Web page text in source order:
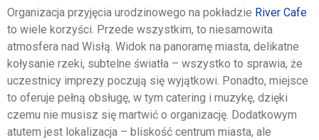
Organizacja przyjęcia urodzinowego na pokładzie River Cafe
to wiele korzyści. Przede wszystkim, to niesamowita
atmosfera nad Wisłą. Widok na panoramę miasta, delikatne
kołysanie rzeki, subtelne światła – wszystko to sprawia, że
uczestnicy imprezy poczują się wyjątkowi. Ponadto, miejsce
to oferuje pełną obsługę, w tym catering i muzykę, dzięki
czemu nie musisz się martwić o organizację. Dodatkowym
atutem jest lokalizacja – bliskość centrum miasta, ale